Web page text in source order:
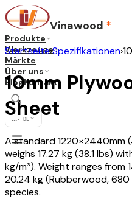
Vinawood *
Produkte
Werkzeuge
Märkte
Über uns
BlogKontakt
... · DE
Startseite›Spezifikationen›
10mm
Sheet
A standard 1220×2440mm
weighs 17.27 kg (38.1 lbs)
kg/m³). Weight ranges from
20.24 kg (Rubberwood,
species.